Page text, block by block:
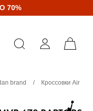
70%
brand /
Кроссовки Air